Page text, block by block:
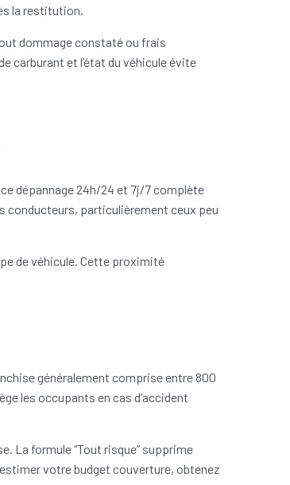
la restitution.
dommage constaté ou frais
carburant et l’état du véhicule évite
dépannage 24h/24 et 7j/7 complète
conducteurs, particulièrement ceux peu
de véhicule. Cette proximité
généralement comprise entre 800
les occupants en cas d’accident
La formule “Tout risque” supprime
votre budget couverture, obtenez